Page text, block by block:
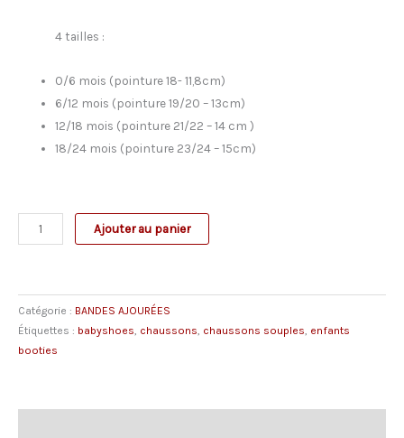
4 tailles :
0/6 mois (pointure 18- 11,8cm)
6/12 mois (pointure 19/20 – 13cm)
12/18 mois (pointure 21/22 – 14 cm )
18/24 mois (pointure 23/24 – 15cm)
quantité
de
jours
vert
foret
Ajouter au panier
Catégorie : BANDES AJOURÉES
Étiquettes : babyshoes chaussons chaussons souples enfants
booties